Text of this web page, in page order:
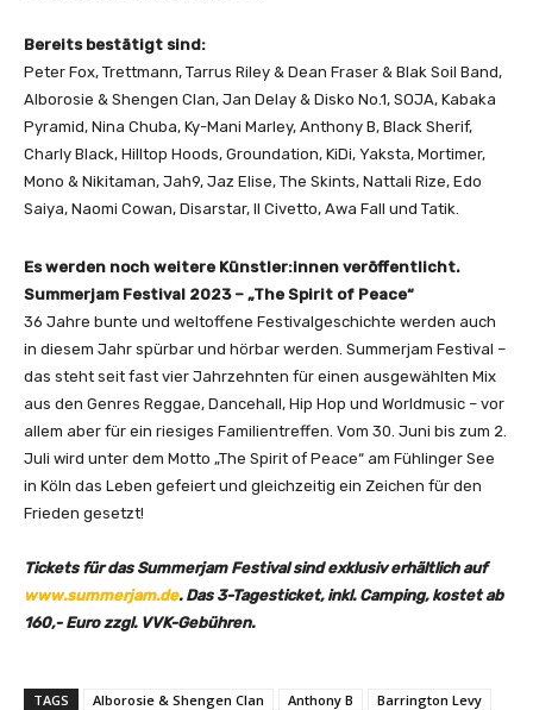
A
F
T
E
R
M
O
e
Bereits bestätigt sind:
Peter Fox, Trettmann, Tarrus Riley & Dean Fraser & Blak Soil Band,
Alborosie & Shengen Clan, Jan Delay & Disko No.1, SOJA, Kabaka
Pyramid, Nina Chuba, Ky-Mani Marley, Anthony B, Black Sherif,
Charly Black, Hilltop Hoods, Groundation, KiDi, Yaksta, Mortimer,
Mono & Nikitaman, Jah9, Jaz Elise, The Skints, Nattali Rize, Edo
Saiya, Naomi Cowan, Disarstar, Il Civetto, Awa Fall und Tatik.
Es werden noch weitere Künstler:innen veröffentlicht.
Summerjam Festival 2023 – „The Spirit of Peace“
36 Jahre bunte und weltoffene Festivalgeschichte werden auch
in diesem Jahr spürbar und hörbar werden. Summerjam Festival –
das steht seit fast vier Jahrzehnten für einen ausgewählten Mix
aus den Genres Reggae, Dancehall, Hip Hop und Worldmusic – vor
allem aber für ein riesiges Familientreffen. Vom 30. Juni bis zum 2.
Juli wird unter dem Motto „The Spirit of Peace“ am Fühlinger See
in Köln das Leben gefeiert und gleichzeitig ein Zeichen für den
Frieden gesetzt!
Tickets für das Summerjam Festival sind exklusiv erhältlich auf
www.summerjam.de. Das 3-Tagesticket, inkl. Camping, kostet ab
160,- Euro zzgl. VVK-Gebühren.
TAGS Alborosie & Shengen Clan Anthony B
Barrington Levy